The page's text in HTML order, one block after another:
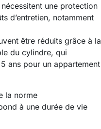
une protection
d’entretien, notamment
être réduits grâce à la
du cylindre, qui
ans pour un appartement
la norme
à une durée de vie